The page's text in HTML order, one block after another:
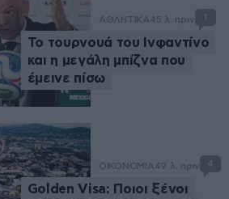
ΑΘΛΗΤΙΚΑ45 λ. πριν 1
Το τουρνουά του Ινφαντίνο
και η μεγάλη μπίζνα που
έμεινε πίσω
ΟΙΚΟΝΟΜΙΑ49 λ. πριν 4
Golden Visa: Ποιοι ξένοι